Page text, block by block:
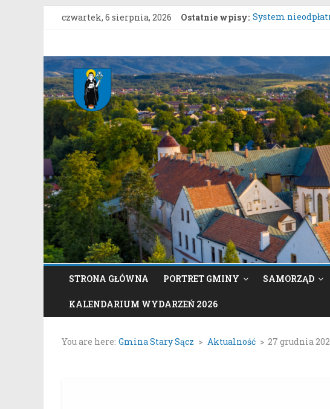
Przejdź
czwartek, 6 sierpnia, 2026 Ostatnie wpisy: System
Konkurs „Moc
Rozpoczęcie
Stary Sącz – Plan
Gmina
Stary
Sącz
Portal
samorządowy
Gminy
Stary
Sącz
STRONA GŁÓWNA PORTRET GMINY SAMORZĄD
KALENDARIUM WYDARZEŃ 2026
You are here: Gmina Stary Sącz > Aktualność > 27 grudnia